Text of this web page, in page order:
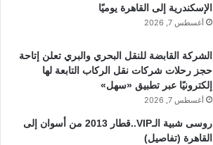
الإسكندرية إلى القاهرة يوميًا
أغسطس 7, 2026
الشركة القابضة للنقل البحري والبري تعلن إتاحة
حجز رحلات شركات نقل الركاب التابعة لها
إلكترونيًا عبر تطبيق «سهل»
أغسطس 7, 2026
روسى شبية الـVIP..قطار 2013 من أسوان إلى
القاهرة (تفاصيل)